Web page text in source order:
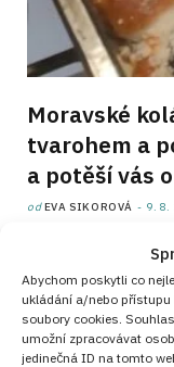
Abychom poskytli co
ukládání a/nebo přístupu
soubory cookies.
umožní zpracovávat
jedinečná ID na tomto
Moravské
tvarohem a
a potěší vás
odEVA SIKOROVÁ 9. 8.